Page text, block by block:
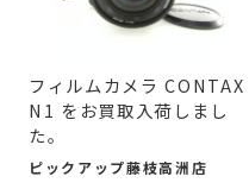
フィルムカメラ CONTAX
N1 をお買取入荷しまし
た。
ピックアップ藤枝高洲店